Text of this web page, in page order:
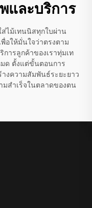
และบริการ
ไม้เทนนิสทุกใบผ่าน
อให้มั่นใจว่าตรงตาม
ารลูกค้าของเราทุ่มเท
ด ตั้งแต่ขั้นตอนการ
างความสัมพันธ์ระยะยาว
มสำเร็จในตลาดของตน